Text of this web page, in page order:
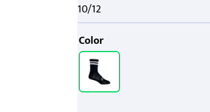
10/12
Color